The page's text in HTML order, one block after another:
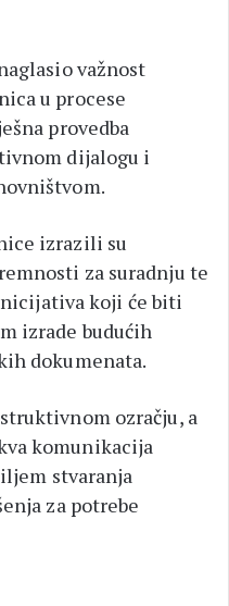
važnost
u procese
provedba
dijalogu i
izrazili su
za suradnju te
koji će biti
izrade budućih
dokumenata.
ozračju, a
komunikacija
stvaranja
za potrebe